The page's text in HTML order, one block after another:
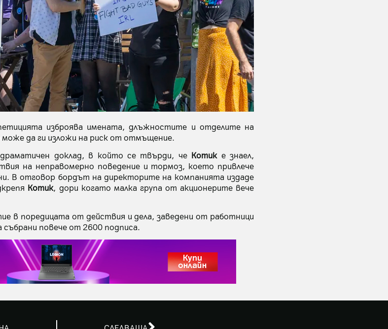
изброява имената, длъжностите и отделите на
да ги изложи на риск от отмъщение.
доклад, в който се твърди, че Котике знаел,
на неправомерно поведение и тормоз, което привлече
В отговор бордът на директорите на компанията издаде
Котик, дори когато малка група от акционерите вече
в поредицата от действия и дела, заведени от работници
повече от 2600 подписа.